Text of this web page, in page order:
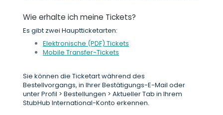
Wie erhalte ich meine Tickets?
Es gibt zwei Hauptticketarten:
Elektronische (PDF) Tickets
Mobile Transfer-Tickets
Sie können die Ticketart während des
Bestellvorgangs, in Ihrer Bestätigungs-E-Mail oder
unter Profil > Bestellungen > Aktueller Tab in Ihrem
StubHub International-Konto erkennen.